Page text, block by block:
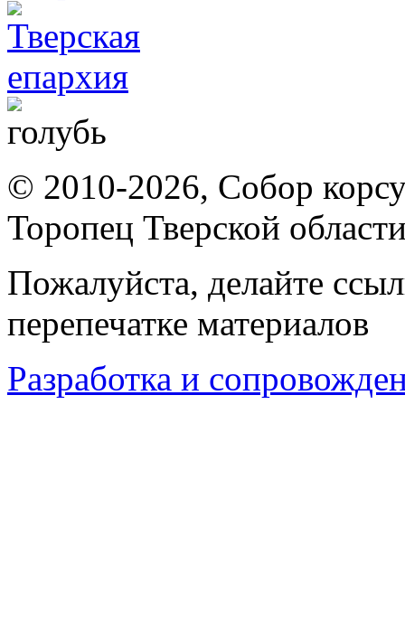
© 2010-2026, Собор
Торопец Тверской
Пожалуйста, делайте
перепечатке материалов
Разработка и